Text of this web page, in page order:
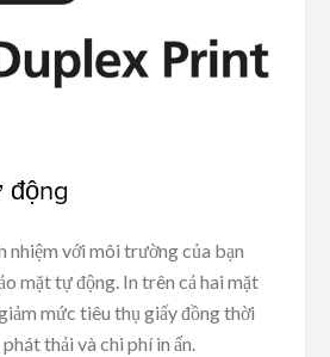
động
nhiệm với môi trường của bạn
mặt tự động. In trên cả hai mặt
mức tiêu thụ giấy đồng thời
thải và chi phí in ấn.